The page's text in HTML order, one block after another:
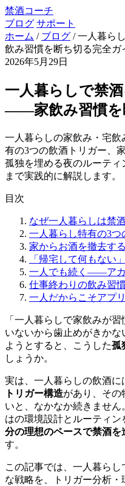
禁酒コーチ
ブログ サポート
ホーム / ブログ / 一人暮ら
飲み習慣を断ち切る完全ガ
2026年5月29日
一人暮らしで禁
——家飲み習慣を
一人暮らしの家飲み・宅
有の3つの飲酒トリガー、
孤独を埋める夜のルーテ
まで実践的に解説します。
目次
なぜ一人暮らしは禁
一人暮らし特有の3つ
家からお酒を撤去す
「帰宅して何もない
一人でも続く——ア
仕事終わりの飲み習
一人だからこそアプ
「一人暮らしで家飲みが
いないから歯止めがきか
ようとすると、こうした孤
しょうか。
実は、一人暮らしの飲酒に
トリガー構造があり、その
いと、なかなか続きませ
はの環境設計とルーティン
分の理想のペースで禁酒を
す。
この記事では、一人暮ら
な戦略を、トリガー分析・